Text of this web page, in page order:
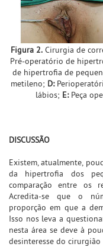
Figura 2.Cirurgia de
Pré-operatório de
de hipertrofia de
metileno; D:
lábios; E:Peça
DISCUSSÃO
Existem, atualmente,
da hipertrofia dos
comparação entre os
Acredita-se que o
proporção em que a
Isso nos leva a
nesta área se deve à
desinteresse do